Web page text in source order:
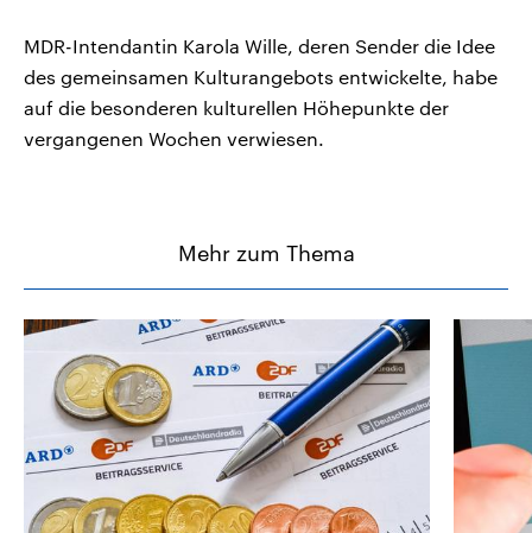
MDR-Intendantin Karola Wille, deren Sender die Idee
des gemeinsamen Kulturangebots entwickelte, habe
auf die besonderen kulturellen Höhepunkte der
vergangenen Wochen verwiesen.
Mehr zum Thema